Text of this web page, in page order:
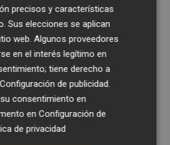
dio la razón a estos
nula la ZAL, una
ratificó el Supremo.
de una situación
la Generalitat activó un
pese a que militantes
componen el Botànic
en las protestas para
precisos y características
Sus elecciones se aplican
web. Algunos proveedores
en el interés legítimo en
tiene derecho a
Configuración de publicidad
consentimiento en
enConfiguración de
de privacidad